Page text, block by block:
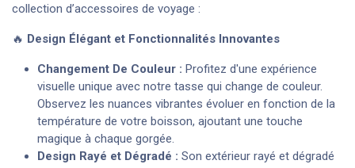
collection d’accessoires de voyage :
🔥 Design Élégant et Fonctionnalités Innovantes
Changement De Couleur : Profitez d'une expérience
visuelle unique avec notre tasse qui change de couleur.
Observez les nuances vibrantes évoluer en fonction de la
température de votre boisson, ajoutant une touche
magique à chaque gorgée.
Design Rayé et Dégradé : Son extérieur rayé et dégradé